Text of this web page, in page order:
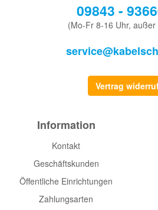
09843 -
(Mo-Fr 8-16 Uhr,
Vertrag
Information
Kontakt
Geschäftskunden
Öffentliche Einrichtungen
Zahlungsarten